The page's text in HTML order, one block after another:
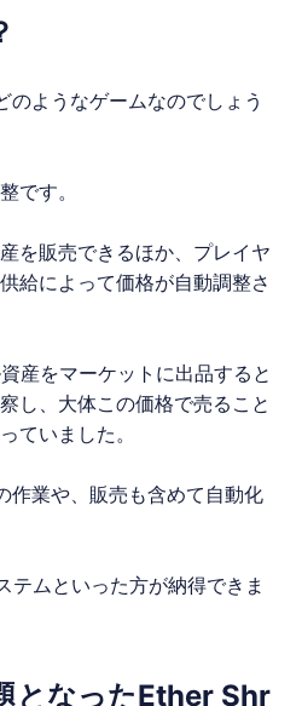
ようなゲームなのでしょう
です。
を販売できるほか、プレイヤ
給によって価格が自動調整さ
産をマーケットに出品すると
し、大体この価格で売ること
ていました。
作業や、販売も含めて自動化
テムといった方が納得できま
となったEther Shr